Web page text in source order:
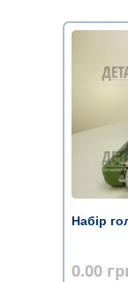
Набір
0.00